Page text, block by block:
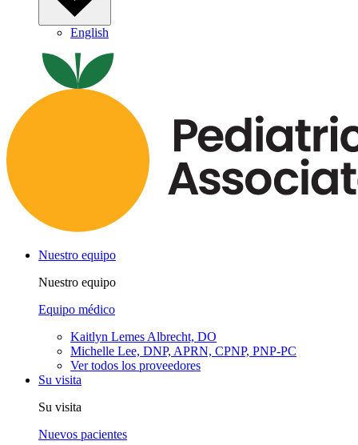
English
Nuestro equipo
Nuestro equipo
Equipo médico
Kaitlyn Lemes Albrecht, DO
Michelle Lee, DNP, APRN, CPNP, PNP-PC
Ver todos los proveedores
Su visita
Su visita
Nuevos pacientes